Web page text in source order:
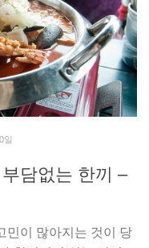
일
담없는 한끼 –
민이 많아지는 것이 당